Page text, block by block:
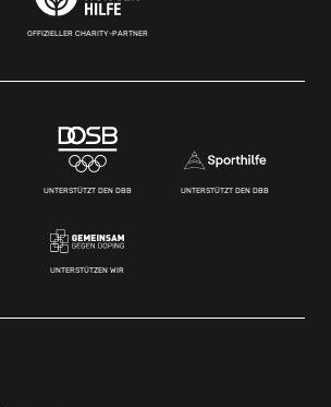
OFFIZIELLER CHARITY-PARTNER
UNTERSTÜTZT DEN DBB UNTERSTÜTZT DEN DBB
UNTERSTÜTZEN WIR